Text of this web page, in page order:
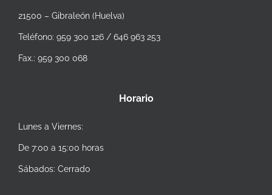
21500 – Gibraleón (Huelva)
Teléfono: 959 300 126 / 646 963 253
Fax.: 959 300 068
Horario
Lunes a Viernes:
De 7:00 a 15:00 horas
Sábados: Cerrado